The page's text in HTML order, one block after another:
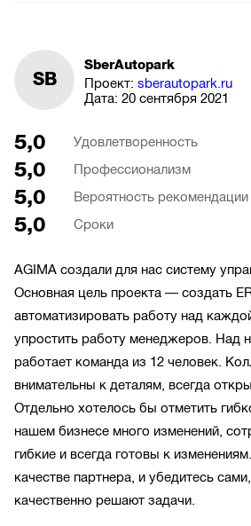
SB
SberAutopark
Проект: sberautopark.ru
Дата: 20 сентября 2021
5,0 Удовлетворенность
5,0 Профессионализм
5,0 Вероятность рекомендации
5,0 Сроки
AGIMA создали для нас систему
Основная цель проекта — создать
автоматизировать работу над
упростить работу менеджеров. Над
работает команда из 12 человек.
внимательны к деталям, всегда
Отдельно хотелось бы отметить
нашем бизнесе много изменений,
гибкие и всегда готовы к
качестве партнера, и убедитесь
качественно решают задачи.